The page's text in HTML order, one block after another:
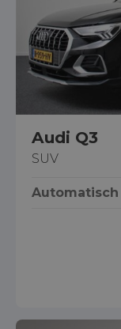
Audi Q3
SUV
Automatisch